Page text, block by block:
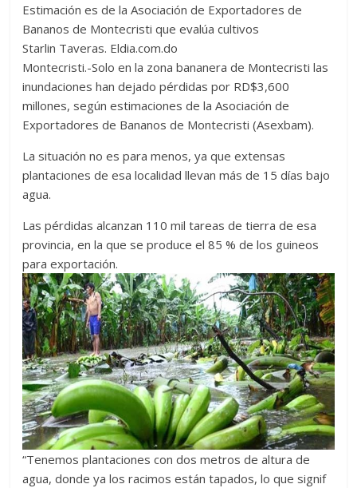
er s
A
p
p
di
t
b
o
o
k
e
n
g
er
p
e
gr
m e
m
p
ar
ti
r
Estimación es de la Asociación de Exportadores de
Bananos de Montecristi que evalúa cultivos
Starlin Taveras. Eldia.com.do
Montecristi.-Solo en la zona bananera de Montecristi las
inundaciones han dejado pérdidas por RD$3,600
millones, según estimaciones de la Asociación de
Exportadores de Bananos de Montecristi (Asexbam).
La situación no es para menos, ya que extensas
plantaciones de esa localidad llevan más de 15 días bajo
agua.
Las pérdidas alcanzan 110 mil tareas de tierra de esa
provincia, en la que se produce el 85 % de los guineos
para exportación.
“Tenemos plantaciones con dos metros de altura de
agua, donde ya los racimos están tapados, lo que signif